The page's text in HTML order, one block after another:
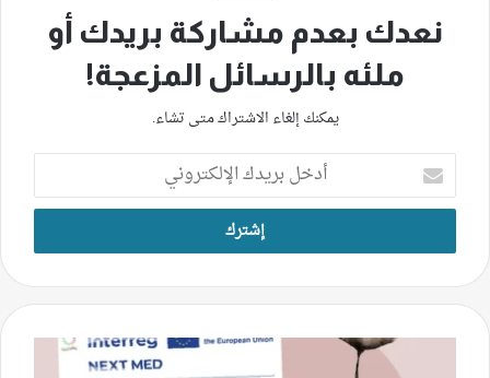
نعدك بعدم مشاركة بريدك أو
ملئه بالرسائل المزعجة!
يمكنك إلغاء الاشتراك متى تشاء.
أدخل
بريدك
الإلكتروني
HorizonCraft